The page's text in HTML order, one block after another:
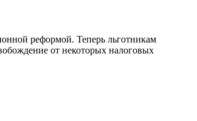
реформой. Теперь льготникам
от некоторых налоговых